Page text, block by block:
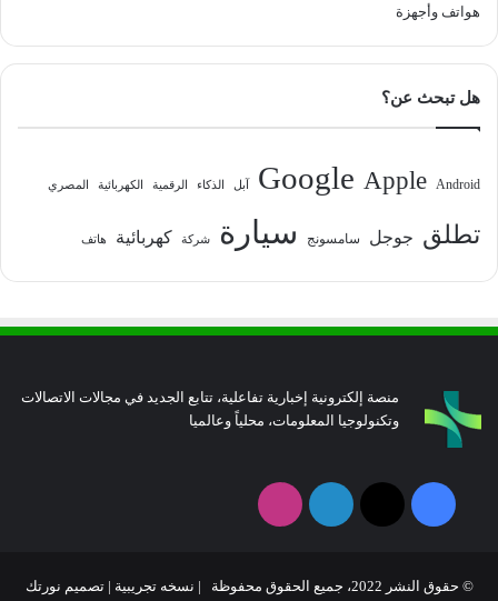
هواتف وأجهزة
هل تبحث عن؟
Android
Apple
Google آبل الذكاء الرقمية الكهربائية المصري
تطلق جوجل سامسونج سيارة شركة كهربائية هاتف
منصة إلكترونية إخبارية تفاعلية، تتابع الجديد في مجالات الاتصالات
وتكنولوجيا المعلومات، محلياً وعالميا
فيسبوك
‫X لينكدإن انستقرام
© حقوق النشر 2022، جميع الحقوق محفوظة | نسخه تجريبية | تصميم نورتك